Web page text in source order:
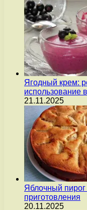
Ягодный крем:
использование
21.11.2025
Яблочный пирог
приготовления
20.11.2025